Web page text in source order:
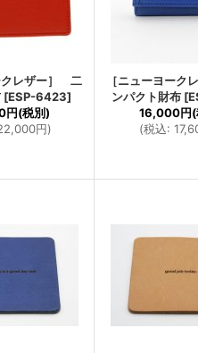
クレザー］ 二
[ESP-6423]
円(税別)
円)
［ニューヨーク
ンパクト財布 [
16,000円
(税込: